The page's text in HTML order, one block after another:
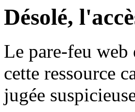
Désolé,
Le pare-feu web
cette ressource
jugée